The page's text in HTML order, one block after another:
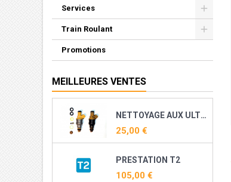
Services
Train Roulant
Promotions
MEILLEURES VENTES
NETTOYAGE AUX ULTRASONS ET RECONDITIONNEMENT DE VOS INJECTEURS ESSENCE
25,00 €
PRESTATION T2
105,00 €